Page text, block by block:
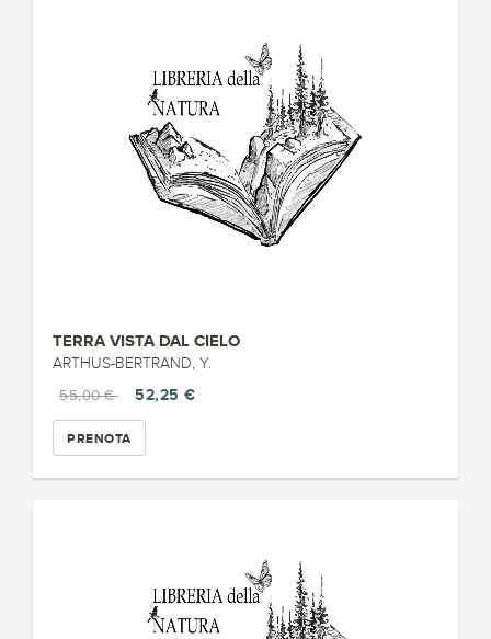
TERRA VISTA DAL CIELO
ARTHUS-BERTRAND, Y.
55,00 €
52,25 €
PRENOTA